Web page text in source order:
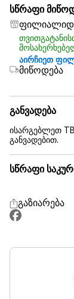
სწრაფი
აირჩიეთ
მიწოდება
განვადება
ისარგებლეთ
განვადებით.
სწრაფი
გაზიარება